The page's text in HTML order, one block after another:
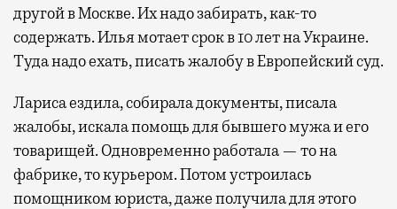
другой в Москве. Их надо забирать, как-то
содержать. Илья мотает срок в 10 лет на Украине.
Туда надо ехать, писать жалобу в Европейский суд.
Лариса ездила, собирала документы, писала
жалобы, искала помощь для бывшего мужа и его
товарищей. Одновременно работала — то на
фабрике, то курьером. Потом устроилась
помощником юриста, даже получила для этого